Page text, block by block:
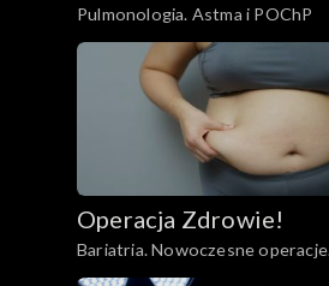
Pulmonologia. Astma i POChP
Operacja Zdrowie!
Bariatria. Nowoczesne operacje
bariatryczne